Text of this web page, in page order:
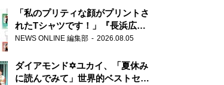
「私のプリティな顔がプリントさ
れたTシャツです！」『長浜広奈
天下無双』初の番組グッズ発売
NEWS ONLINE 編集部 2026.08.05
ダイアモンド✡ユカイ、「夏休み
に読んでみて」世界的ベストセラ